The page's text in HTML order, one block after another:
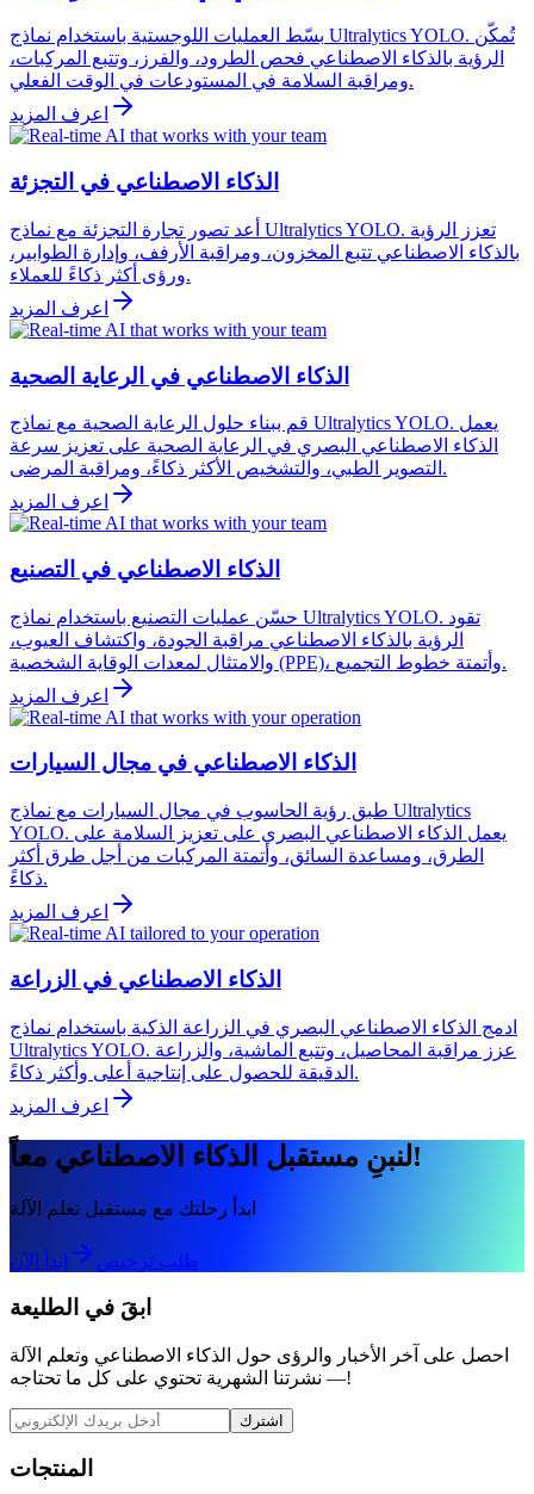
بسّط العمليات اللوجستية باستخدام نماذج Ultralytics YOLO. تُمكّن
الرؤية بالذكاء الاصطناعي فحص الطرود، والفرز، وتتبع المركبات،
ومراقبة السلامة في المستودعات في الوقت الفعلي.
اعرف المزيد
الذكاء الاصطناعي في التجزئة
أعد تصور تجارة التجزئة مع نماذج Ultralytics YOLO. تعزز الرؤية
بالذكاء الاصطناعي تتبع المخزون، ومراقبة الأرفف، وإدارة الطوابير،
ورؤى أكثر ذكاءً للعملاء.
اعرف المزيد
الذكاء الاصطناعي في الرعاية الصحية
قم ببناء حلول الرعاية الصحية مع نماذج Ultralytics YOLO. يعمل
الذكاء الاصطناعي البصري في الرعاية الصحية على تعزيز سرعة
التصوير الطبي، والتشخيص الأكثر ذكاءً، ومراقبة المرضى.
اعرف المزيد
الذكاء الاصطناعي في التصنيع
حسّن عمليات التصنيع باستخدام نماذج Ultralytics YOLO. تقود
الرؤية بالذكاء الاصطناعي مراقبة الجودة، واكتشاف العيوب،
والامتثال لمعدات الوقاية الشخصية (PPE)، وأتمتة خطوط التجميع.
اعرف المزيد
الذكاء الاصطناعي في مجال السيارات
طبق رؤية الحاسوب في مجال السيارات مع نماذج Ultralytics
YOLO. يعمل الذكاء الاصطناعي البصري على تعزيز السلامة على
الطرق، ومساعدة السائق، وأتمتة المركبات من أجل طرق أكثر
ذكاءً.
اعرف المزيد
الذكاء الاصطناعي في الزراعة
ادمج الذكاء الاصطناعي البصري في الزراعة الذكية باستخدام نماذج
Ultralytics YOLO. عزز مراقبة المحاصيل، وتتبع الماشية، والزراعة
الدقيقة للحصول على إنتاجية أعلى وأكثر ذكاءً.
اعرف المزيد
لنبنِ مستقبل الذكاء الاصطناعي معاً!
ابدأ رحلتك مع مستقبل تعلم الآلة
طلب ترخيص ابدأ الآن
ابقَ في الطليعة
احصل على آخر الأخبار والرؤى حول الذكاء الاصطناعي وتعلم الآلة
— نشرتنا الشهرية تحتوي على كل ما تحتاجه!
اشترك
المنتجات